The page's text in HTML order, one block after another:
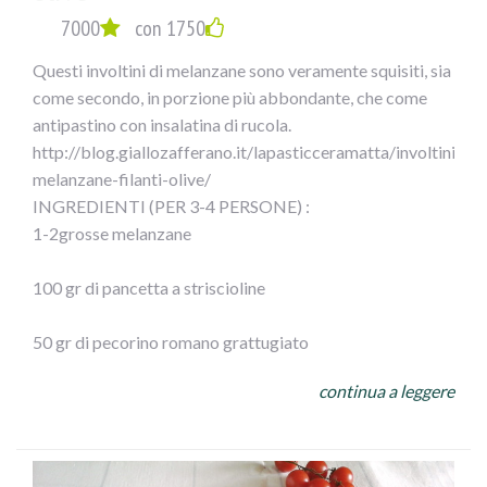
Servitele cosce di pollo in umido con olive e capperi con il
7000 con 1750
Questi involtini di melanzane sono veramente squisiti, sia
come secondo, in porzione più abbondante, che come
antipastino con insalatina di rucola.
http://blog.giallozafferano.it/lapasticceramatta/involtini-
melanzane-filanti-olive/
INGREDIENTI (PER 3-4 PERSONE) :
1-2grosse melanzane
100 gr di pancetta a striscioline
50 gr di pecorino romano grattugiato
continua a leggere